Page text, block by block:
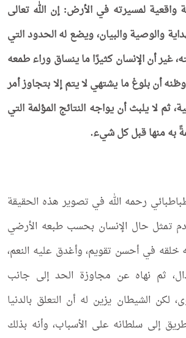
لمسيرته في الأرض: إن الله تعالى
والوصية والبيان، ويضع له الحدود التي
غير أن الإنسان كثيرًا ما ينساق وراء طمعه
أن بلوغ ما يشتهي لا يتم إلا بتجاوز أمر
ثم لا يلبث أن يواجه النتائج المؤلمة التي
به منها قبل كل شيء.
رحمه الله في تصوير هذه الحقيقة
تمثل حال الإنسان بحسب طبعه الأرضي
خلقه في أحسن تقويم، وأغدق عليه النعم،
ثم نهاه عن مجاوزة الحد إلى جانب
لكن الشيطان يزين له أن التعلق بالدنيا
إلى سلطانه على الأسباب، وأنه بذلك